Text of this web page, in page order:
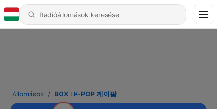
Állomások BOX : K-POP 케이팝